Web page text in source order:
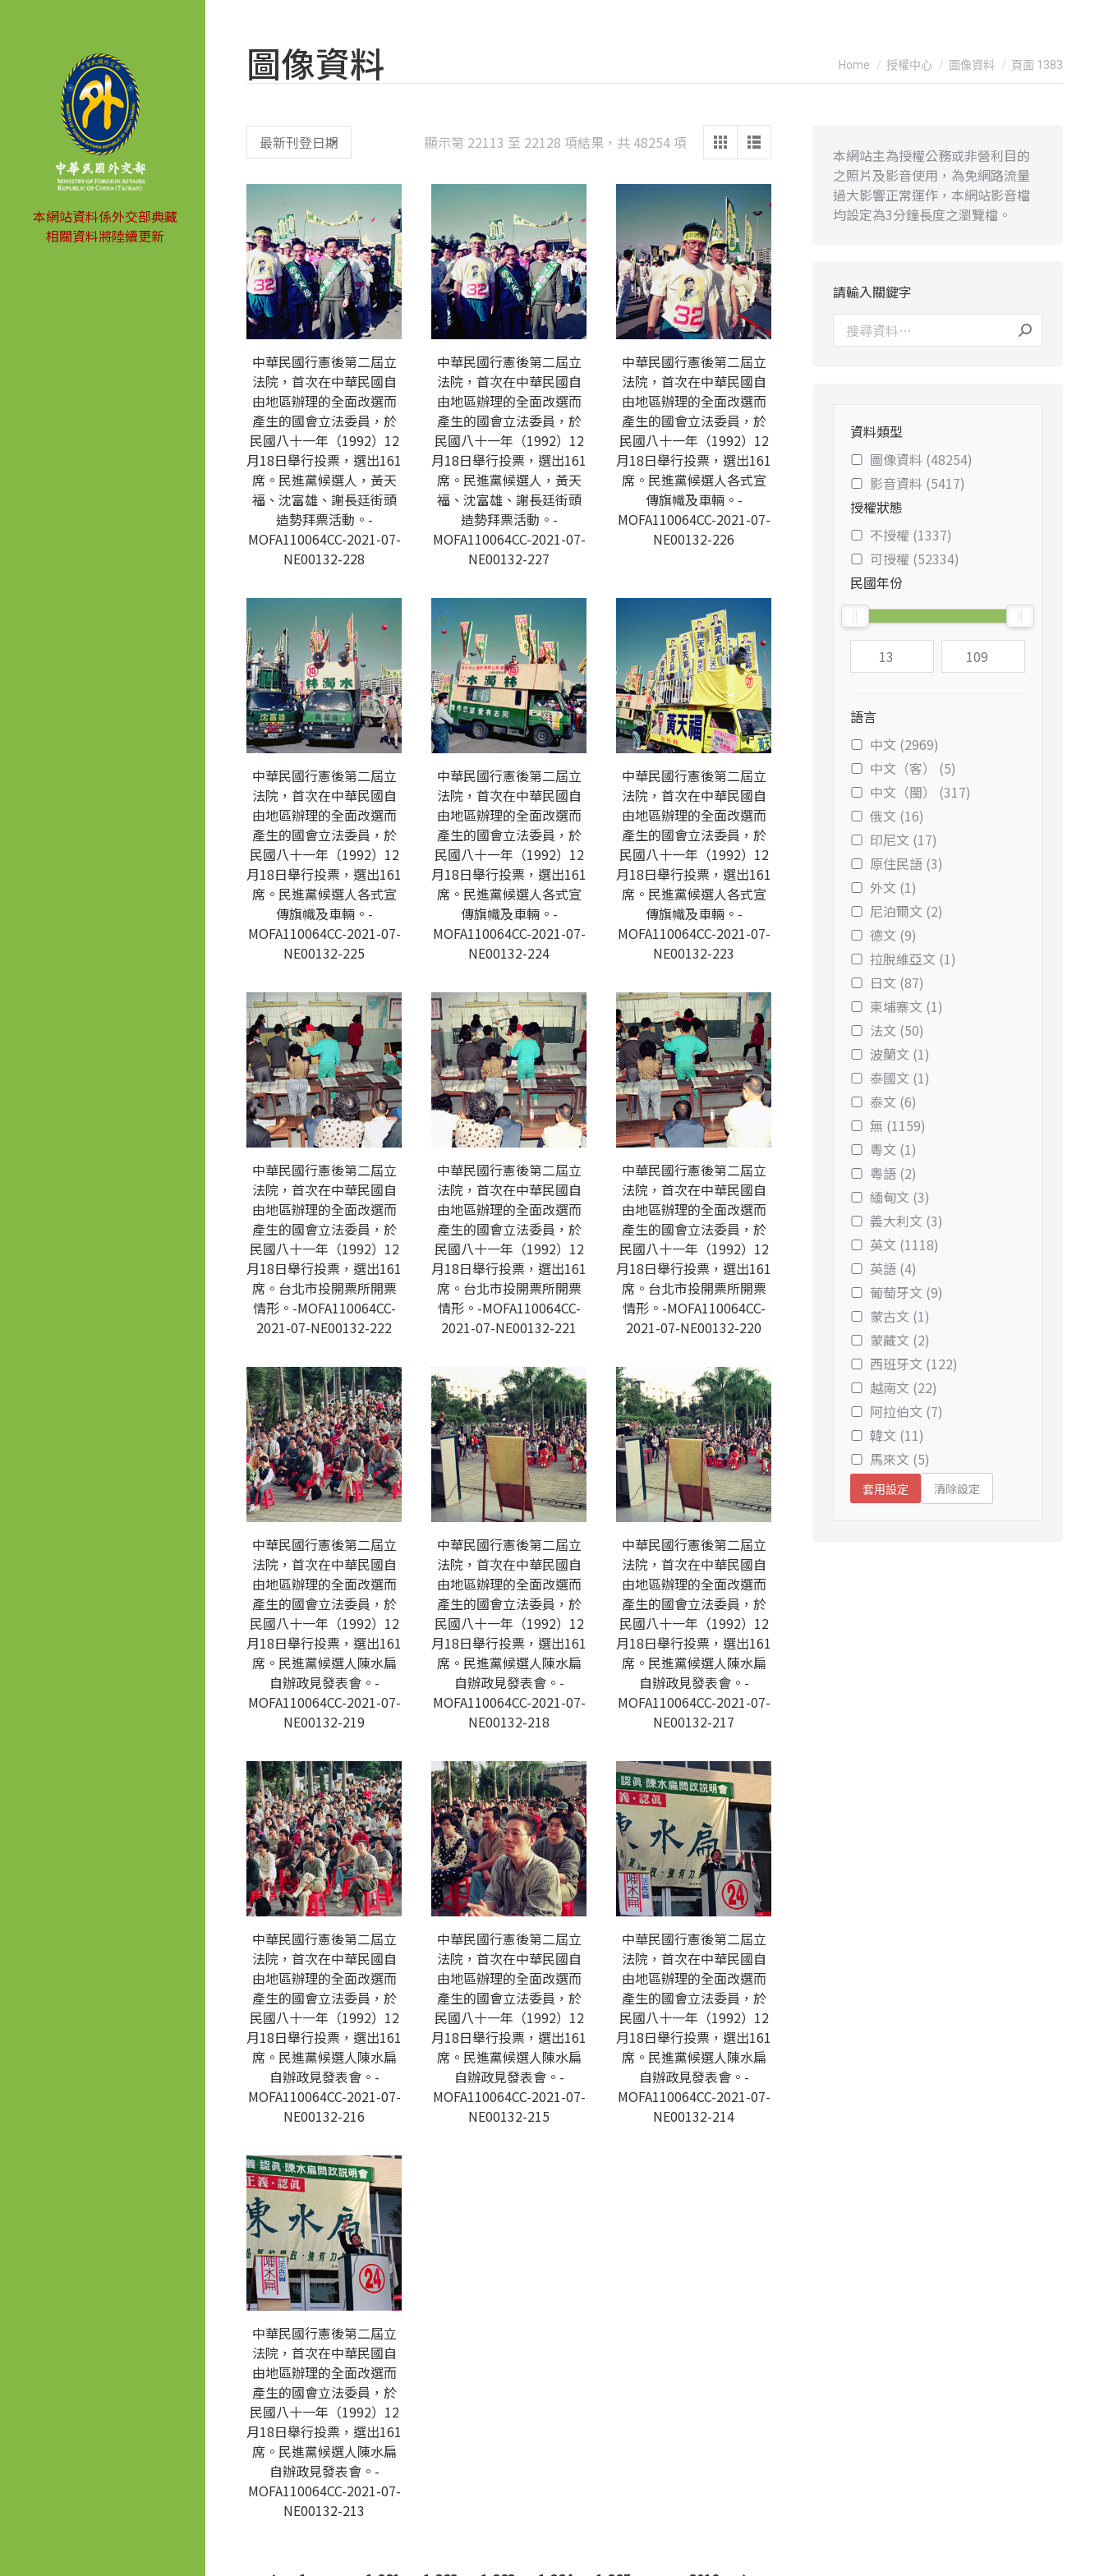
本網站資料係外交部典藏
相關資料將陸續更新
圖像資料 You are here:
Home 授權中心 圖像資料 頁面 1383
顯示第 22113 至 22128 項結果，共 48254 項 Sorted
latest
中華民國行憲後第二屆立
法院，首次在中華民國自
由地區辦理的全面改選而
產生的國會立法委員，於
民國八十一年（1992）12
月18日舉行投票，選出161
席。民進黨候選人，黃天
福、沈富雄、謝長廷街頭
造勢拜票活動。-
MOFA110064CC-2021-07-
NE00132-228
中華民國行憲後第二屆立
法院，首次在中華民國自
由地區辦理的全面改選而
產生的國會立法委員，於
民國八十一年（1992）12
月18日舉行投票，選出161
席。民進黨候選人，黃天
福、沈富雄、謝長廷街頭
造勢拜票活動。-
MOFA110064CC-2021-07-
NE00132-227
中華民國行憲後第二屆立
法院，首次在中華民國自
由地區辦理的全面改選而
產生的國會立法委員，於
民國八十一年（1992）12
月18日舉行投票，選出161
席。民進黨候選人各式宣
傳旗幟及車輛。-
MOFA110064CC-2021-07-
NE00132-226
中華民國行憲後第二屆立
法院，首次在中華民國自
由地區辦理的全面改選而
產生的國會立法委員，於
民國八十一年（1992）12
月18日舉行投票，選出161
席。民進黨候選人各式宣
傳旗幟及車輛。-
MOFA110064CC-2021-07-
NE00132-225
中華民國行憲後第二屆立
法院，首次在中華民國自
由地區辦理的全面改選而
產生的國會立法委員，於
民國八十一年（1992）12
月18日舉行投票，選出161
席。民進黨候選人各式宣
傳旗幟及車輛。-
MOFA110064CC-2021-07-
NE00132-224
中華民國行憲後第二屆立
法院，首次在中華民國自
由地區辦理的全面改選而
產生的國會立法委員，於
民國八十一年（1992）12
月18日舉行投票，選出161
席。民進黨候選人各式宣
傳旗幟及車輛。-
MOFA110064CC-2021-07-
NE00132-223
中華民國行憲後第二屆立
法院，首次在中華民國自
由地區辦理的全面改選而
產生的國會立法委員，於
民國八十一年（1992）12
月18日舉行投票，選出161
席。台北市投開票所開票
情形。-MOFA110064CC-
2021-07-NE00132-222
中華民國行憲後第二屆立
法院，首次在中華民國自
由地區辦理的全面改選而
產生的國會立法委員，於
民國八十一年（1992）12
月18日舉行投票，選出161
席。台北市投開票所開票
情形。-MOFA110064CC-
2021-07-NE00132-221
中華民國行憲後第二屆立
法院，首次在中華民國自
由地區辦理的全面改選而
產生的國會立法委員，於
民國八十一年（1992）12
月18日舉行投票，選出161
席。台北市投開票所開票
情形。-MOFA110064CC-
2021-07-NE00132-220
中華民國行憲後第二屆立
法院，首次在中華民國自
由地區辦理的全面改選而
產生的國會立法委員，於
民國八十一年（1992）12
月18日舉行投票，選出161
席。民進黨候選人陳水扁
自辦政見發表會。-
MOFA110064CC-2021-07-
NE00132-219
中華民國行憲後第二屆立
法院，首次在中華民國自
由地區辦理的全面改選而
產生的國會立法委員，於
民國八十一年（1992）12
月18日舉行投票，選出161
席。民進黨候選人陳水扁
自辦政見發表會。-
MOFA110064CC-2021-07-
NE00132-218
中華民國行憲後第二屆立
法院，首次在中華民國自
由地區辦理的全面改選而
產生的國會立法委員，於
民國八十一年（1992）12
月18日舉行投票，選出161
席。民進黨候選人陳水扁
自辦政見發表會。-
MOFA110064CC-2021-07-
NE00132-217
中華民國行憲後第二屆立
法院，首次在中華民國自
由地區辦理的全面改選而
產生的國會立法委員，於
民國八十一年（1992）12
月18日舉行投票，選出161
席。民進黨候選人陳水扁
自辦政見發表會。-
MOFA110064CC-2021-07-
NE00132-216
中華民國行憲後第二屆立
法院，首次在中華民國自
由地區辦理的全面改選而
產生的國會立法委員，於
民國八十一年（1992）12
月18日舉行投票，選出161
席。民進黨候選人陳水扁
自辦政見發表會。-
MOFA110064CC-2021-07-
NE00132-215
中華民國行憲後第二屆立
法院，首次在中華民國自
由地區辦理的全面改選而
產生的國會立法委員，於
民國八十一年（1992）12
月18日舉行投票，選出161
席。民進黨候選人陳水扁
自辦政見發表會。-
MOFA110064CC-2021-07-
NE00132-214
中華民國行憲後第二屆立
法院，首次在中華民國自
由地區辦理的全面改選而
產生的國會立法委員，於
民國八十一年（1992）12
月18日舉行投票，選出161
席。民進黨候選人陳水扁
自辦政見發表會。-
MOFA110064CC-2021-07-
NE00132-213
本網站主為授權公務或非營利目的
之照片及影音使用，為免網路流量
過大影響正常運作，本網站影音檔
均設定為3分鐘長度之瀏覽檔。
請輸入關鍵字
資料類型
圖像資料 (48254)
影音資料 (5417)
授權狀態
不授權 (1337)
可授權 (52334)
民國年份
語言
中文 (2969)
中文（客） (5)
中文（閩） (317)
俄文 (16)
印尼文 (17)
原住民語 (3)
外文 (1)
尼泊爾文 (2)
德文 (9)
拉脫維亞文 (1)
日文 (87)
柬埔寨文 (1)
法文 (50)
波蘭文 (1)
泰國文 (1)
泰文 (6)
無 (1159)
粵文 (1)
粵語 (2)
緬甸文 (3)
義大利文 (3)
英文 (1118)
英語 (4)
葡萄牙文 (9)
蒙古文 (1)
蒙藏文 (2)
西班牙文 (122)
越南文 (22)
阿拉伯文 (7)
韓文 (11)
馬來文 (5)
套用設定 清除設定